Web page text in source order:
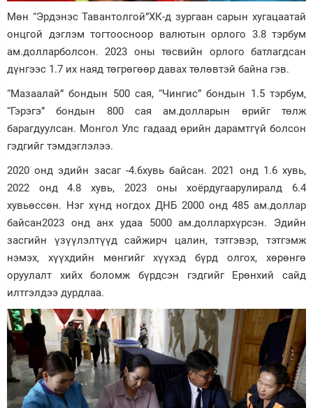
Мөн “Эрдэнэс Тавантолгой”ХК-д зургаан сарын хугацаатай
онцгой дэглэм тогтоосноор валютын орлого 3.8 тэрбум
ам.долларболсон. 2023 оны төсвийн орлого батлагдсан
дүнгээс 1.7 их наяд төгрөгөөр давах төлөвтэй байна гэв.
“Мазаалай” бондын 500 сая, “Чингис” бондын 1.5 тэрбум,
“Гэрэгэ” бондын 800 сая ам.долларын өрийг төлж
барагдуулсан. Монгол Улс гадаад өрийн дарамтгүй болсон
гэдгийг тэмдэглэлээ.
2020 онд эдийн засаг -4.6хувь байсан. 2021 онд 1.6 хувь,
2022 онд 4.8 хувь, 2023 оны хоёрдугаарулиралд 6.4
хувьөссөн. Нэг хүнд ногдох ДНБ 2000 онд 485 ам.доллар
байсан2023 онд анх удаа 5000 ам.доллархүрсэн. Эдийн
засгийн үзүүлэлтүүд сайжирч цалин, тэтгэвэр, тэтгэмж
нэмэх, хүүхдийн мөнгийг хүүхэд бүрд олгох, хөрөнгө
оруулалт хийх боломж бүрдсэн гэдгийг Ерөнхий сайд
илтгэлдээ дурдлаа.